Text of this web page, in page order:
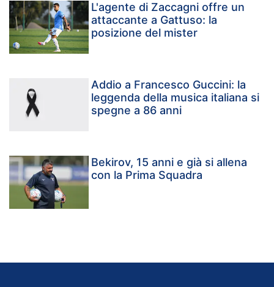
L'agente di Zaccagni offre un
attaccante a Gattuso: la
posizione del mister
Addio a Francesco Guccini: la
leggenda della musica italiana si
spegne a 86 anni
Bekirov, 15 anni e già si allena
con la Prima Squadra